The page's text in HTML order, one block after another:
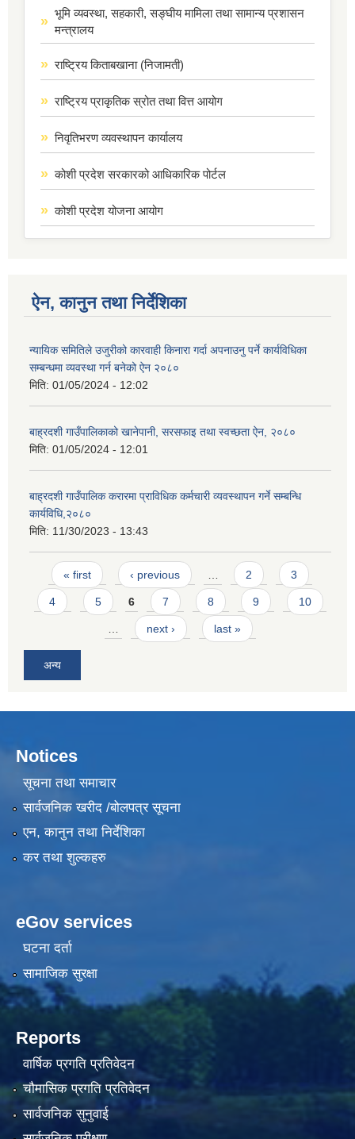
भूमि व्यवस्था, सहकारी, सङ्घीय मामिला तथा सामान्य प्रशासन
मन्त्रालय
राष्ट्रिय किताबखाना (निजामती)
राष्ट्रिय प्राकृतिक स्रोत तथा वित्त आयोग
निवृतिभरण व्यवस्थापन कार्यालय
कोशी प्रदेश सरकारको आधिकारिक पोर्टल
कोशी प्रदेश योजना आयोग
ऐन, कानुन तथा निर्देशिका
न्यायिक समितिले उजुरीको कारवाही किनारा गर्दा अपनाउनु पर्ने कार्यविधिका
सम्बन्धमा व्यवस्था गर्न बनेको ऐन २०८०
मिति: 01/05/2024 - 12:02
बाह्रदशी गाउँपालिकाको खानेपानी, सरसफाइ तथा स्वच्छता ऐन, २०८०
मिति: 01/05/2024 - 12:01
बाह्रदशी गाउँपालिक करारमा प्राविधिक कर्मचारी व्यवस्थापन गर्ने सम्बन्धि
कार्यविधि,२०८०
मिति: 11/30/2023 - 13:43
Pages
« first ‹ previous 2 3
4 5 6 7 8 9 10
next › last »
अन्य
Notices
सूचना तथा समाचार
सार्वजनिक खरीद /बोलपत्र सूचना
एन, कानुन तथा निर्देशिका
कर तथा शुल्कहरु
eGov services
घटना दर्ता
सामाजिक सुरक्षा
Reports
वार्षिक प्रगति प्रतिवेदन
चौमासिक प्रगति प्रतिवेदन
सार्वजनिक सुनुवाई